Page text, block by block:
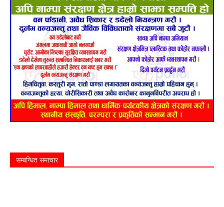
सम्बन्धित समाचार